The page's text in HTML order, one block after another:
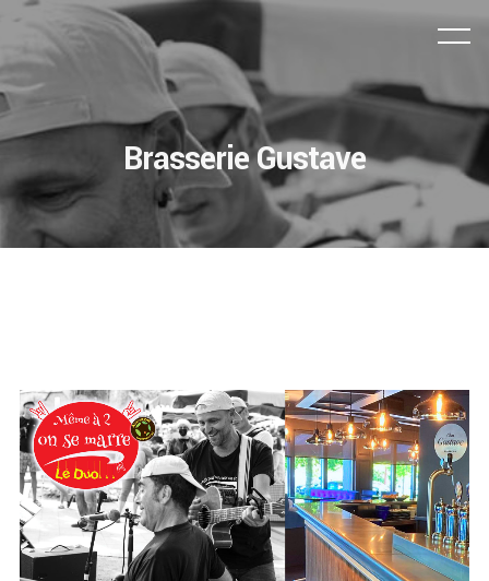
Brasserie Gustave